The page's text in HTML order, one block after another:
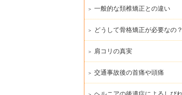
一般的な頚椎矯正との違い
どうして骨格矯正が必要なの？
肩コリの真実
交通事故後の首痛や頭痛